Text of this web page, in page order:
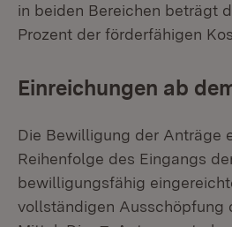
in beiden Bereichen beträgt
Prozent der förderfähigen
Einreichungen ab
Die Bewilligung der Anträge
Reihenfolge des Eingangs
bewilligungsfähig
vollständigen Ausschöpfung